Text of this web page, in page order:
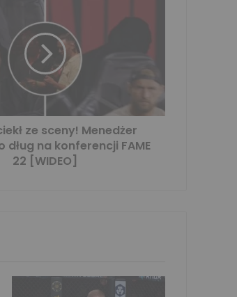
ze sceny! Menedżer
dług na konferencji FAME
22 [WIDEO]